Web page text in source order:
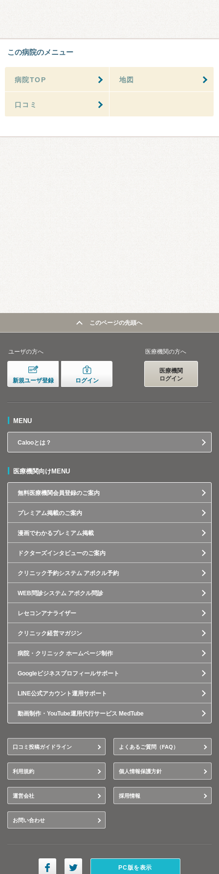
この病院のメニュー
病院TOP 地図
口コミ
このページの先頭へ
ユーザの方へ
新規ユーザ登録 ログイン
医療機関の方へ
医療機関
ログイン
MENU
Calooとは？
医療機関向けMENU
無料医療機関会員登録のご案内
プレミアム掲載のご案内
漫画でわかるプレミアム掲載
ドクターズインタビューのご案内
クリニック予約システム アポクル予約
WEB問診システム アポクル問診
レセコンアナライザー
クリニック経営マガジン
病院・クリニック ホームページ制作
Googleビジネスプロフィールサポート
LINE公式アカウント運用サポート
動画制作・YouTube運用代行サービス MedTube
口コミ投稿ガイドライン よくあるご質問（FAQ）
利用規約 個人情報保護方針
運営会社 採用情報
お問い合わせ
PC版を表示